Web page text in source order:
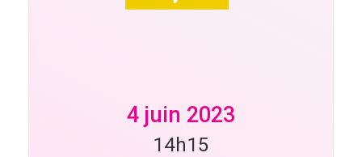
4 juin 2023
14h15